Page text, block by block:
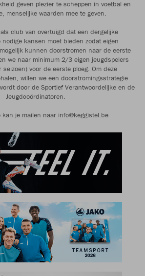
geven plezier te scheppen in voetbal en
menselijke waarden mee te geven.
club van overtuigd dat een dergelijke
kansen moet bieden zodat eigen
kunnen doorstromen naar de eerste
we naar minimum 2/3 eigen jeugdspelers
seizoen) voor de eerste ploeg. Om deze
willen we een doorstromingsstrategie
door de Sportief Verantwoordelijke en de
Jeugdcoördinatoren.
kan je mailen naar info@keggistel.be